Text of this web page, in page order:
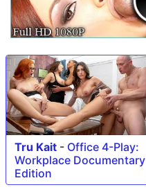
Tru Kait - Office 4-Play:
Workplace Documentary
Edition